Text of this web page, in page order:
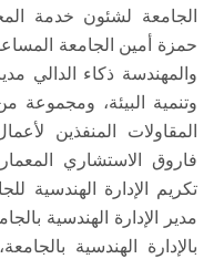
الجامعة لشئون خدمة
حمزة أمين الجامعة
والمهندسة ذكاء الدالي
وتنمية البيئة، ومجموعة
المقاولات المنفذين
فاروق الاستشاري
تكريم الإدارة الهندسية
مدير الإدارة الهندسية
بالإدارة الهندسية